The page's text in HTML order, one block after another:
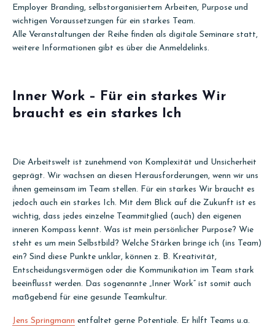
Employer Branding, selbstorganisiertem Arbeiten, Purpose und
wichtigen Voraussetzungen für ein starkes Team.
Alle Veranstaltungen der Reihe finden als digitale Seminare statt,
weitere Informationen gibt es über die Anmeldelinks.
Inner Work – Für ein starkes Wir
braucht es ein starkes Ich
Die Arbeitswelt ist zunehmend von Komplexität und Unsicherheit
geprägt. Wir wachsen an diesen Herausforderungen, wenn wir uns
ihnen gemeinsam im Team stellen. Für ein starkes Wir braucht es
jedoch auch ein starkes Ich. Mit dem Blick auf die Zukunft ist es
wichtig, dass jedes einzelne Teammitglied (auch) den eigenen
inneren Kompass kennt. Was ist mein persönlicher Purpose? Wie
steht es um mein Selbstbild? Welche Stärken bringe ich (ins Team)
ein? Sind diese Punkte unklar, können z. B. Kreativität,
Entscheidungsvermögen oder die Kommunikation im Team stark
beeinflusst werden. Das sogenannte „Inner Work“ ist somit auch
maßgebend für eine gesunde Teamkultur.
Jens Springmann entfaltet gerne Potentiale. Er hilft Teams u.a.